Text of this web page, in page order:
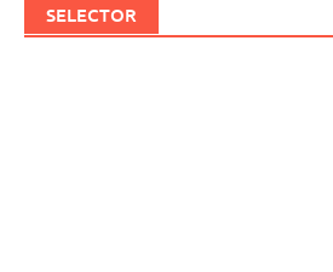
SELECTOR